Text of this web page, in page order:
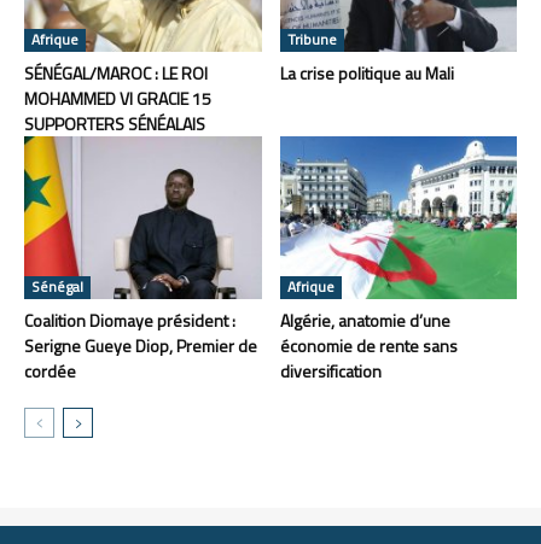
Afrique
SÉNÉGAL/MAROC : LE ROI
MOHAMMED VI GRACIE 15
SUPPORTERS SÉNÉALAIS
Tribune
La crise politique au Mali
Sénégal
Coalition Diomaye président :
Serigne Gueye Diop, Premier de
cordée
Afrique
Algérie, anatomie d’une
économie de rente sans
diversification